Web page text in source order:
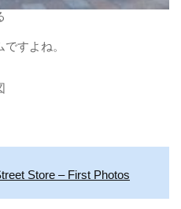
すよね。
Store – First Photos